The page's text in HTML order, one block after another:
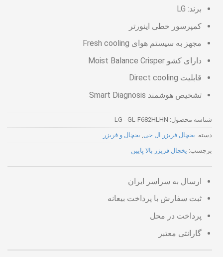
برند: LG
کمپرسور خطی اینورتر
مجهز به سیستم هوای Fresh cooling
دارای کشو Moist Balance Crisper
قابلیت Direct cooling
تشخیص هوشمند Smart Diagnosis
شناسه محصول: LG - GL-F682HLHN
دسته: یخچال فریزر ال جی یخچال و فریزر
برچسب: یخچال فریزر بالا پایین
ارسال به سراسر ایران
ثبت سفارش با پرداخت بیعانه
پرداخت در محل
گارانتی معتبر